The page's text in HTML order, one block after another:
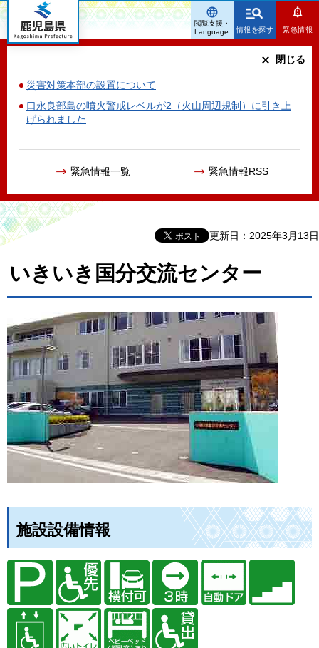
鹿児島県
情報を探す 緊急情報
災害対策本部の設置について
口永良部島の噴火警戒レベルが2（火山周辺規制）に引き上
げられました
緊急情報一覧 緊急情報RSS
閉じる
閲覧支援・
Language
更新日：2025年3月13日
いきいき国分交流センター
施設設備情報